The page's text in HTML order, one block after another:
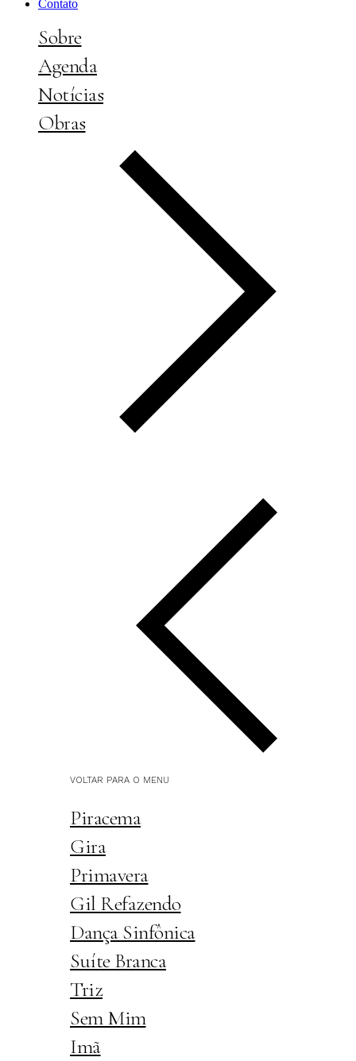
Contato
Sobre
Agenda
Notícias
Obras
VOLTAR PARA O MENU
Piracema
Gira
Primavera
Gil Refazendo
Dança Sinfônica
Suíte Branca
Triz
Sem Mim
Imã